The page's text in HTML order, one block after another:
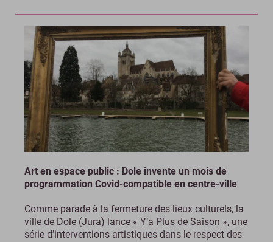
Art en espace public : Dole invente un mois de
programmation Covid-compatible en centre-ville
Comme parade à la fermeture des lieux culturels, la
ville de Dole (Jura) lance « Y’a Plus de Saison », une
série d’interventions artistiques dans le respect des